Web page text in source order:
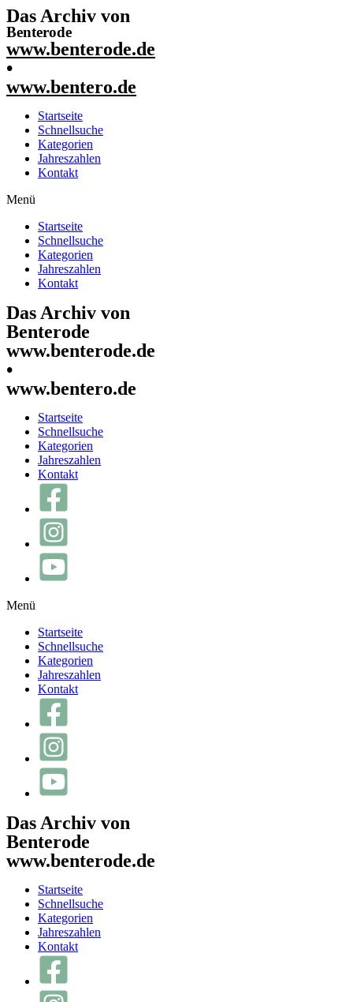
Das Archiv von
Benterode
www.benterode.de
•
www.bentero.de
Startseite
Schnellsuche
Kategorien
Jahreszahlen
Kontakt
Menü
Startseite
Schnellsuche
Kategorien
Jahreszahlen
Kontakt
Das Archiv von
Benterode
www.benterode.de
•
www.bentero.de
Startseite
Schnellsuche
Kategorien
Jahreszahlen
Kontakt
Menü
Startseite
Schnellsuche
Kategorien
Jahreszahlen
Kontakt
Das Archiv von
Benterode
www.benterode.de
Startseite
Schnellsuche
Kategorien
Jahreszahlen
Kontakt